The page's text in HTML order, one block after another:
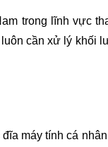
trong lĩnh vực
cần xử lý
máy tính cá